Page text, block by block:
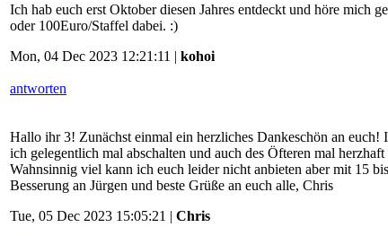
Ich hab euch erst Oktober diesen Jahres entdeckt und höre mich
oder 100Euro/Staffel dabei. :)
Mon, 04 Dec 2023 12:21:11 | kohoi
antworten
Hallo ihr 3! Zunächst einmal ein herzliches Dankeschön an euch!
ich gelegentlich mal abschalten und auch des Öfteren mal
Wahnsinnig viel kann ich euch leider nicht anbieten aber mit 15
Besserung an Jürgen und beste Grüße an euch alle, Chris
Tue, 05 Dec 2023 15:05:21 | Chris